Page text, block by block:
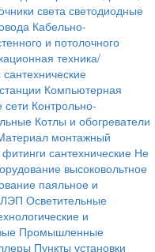
света светодиодные
Кабельно-
и потолочного
техника/
Компьютерная
Контрольно-
Котлы и обогреватели
монтажный
сантехнические Не
высоковольтное
паяльное и
Осветительные
и
Промышленные
Пункты установки